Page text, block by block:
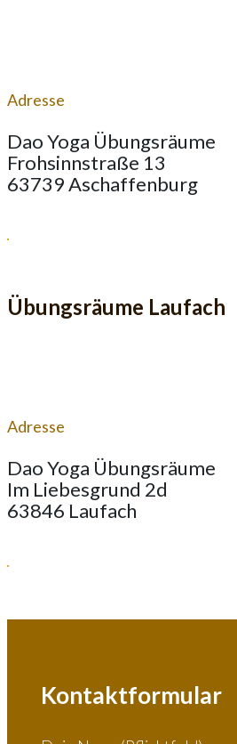
Adresse
Dao Yoga Übungsräume
Frohsinnstraße 13
63739 Aschaffenburg
Übungsräume Laufach
Adresse
Dao Yoga Übungsräume
Im Liebesgrund 2d
63846 Laufach
Kontaktformular